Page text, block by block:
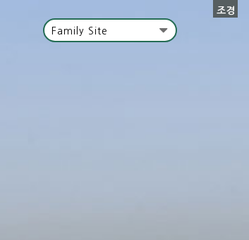
Family Site
조경